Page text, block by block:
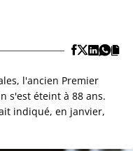
l'ancien Premier
s'est éteint à 88 ans.
indiqué, en janvier,